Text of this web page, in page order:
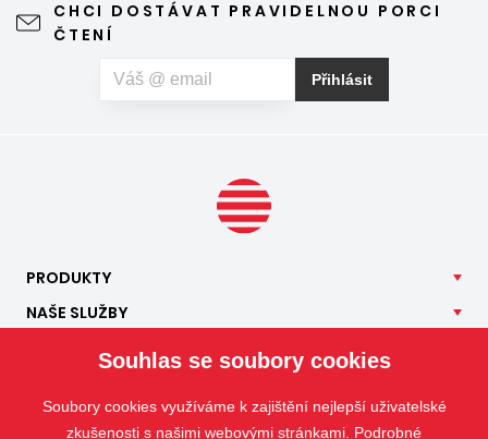
CHCI DOSTÁVAT PRAVIDELNOU PORCI
ČTENÍ
Přihlásit
PRODUKTY
NAŠE SLUŽBY
KONTAKT
Souhlas se soubory cookies
Soubory cookies využíváme k zajištění nejlepší uživatelské
zkušenosti s našimi webovými stránkami. Podrobné